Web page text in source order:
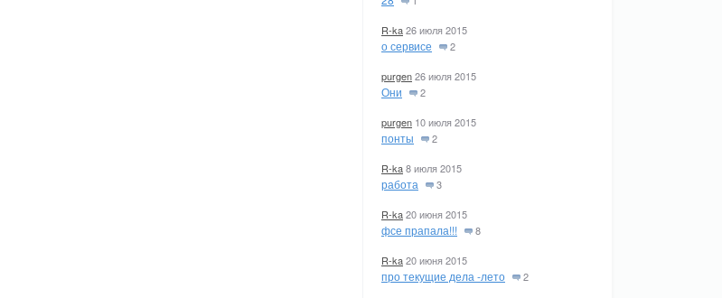
R-ka26 июля 2015
о сервисе 2
purgen26 июля 2015
Они 2
purgen 10 июля 2015
понты 2
R-ka8 июля 2015
работа 3
R-ka20 июня 2015
фсе прапала!!! 8
R-ka20 июня 2015
про текущие дела -лето 2